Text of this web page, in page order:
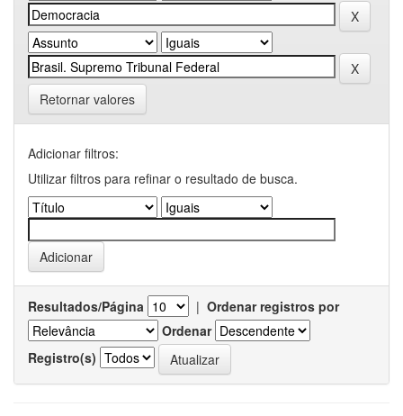
Retornar valores
Adicionar filtros:
Utilizar filtros para refinar o resultado de busca.
Resultados/Página | Ordenar registros por
Ordenar
Registro(s)